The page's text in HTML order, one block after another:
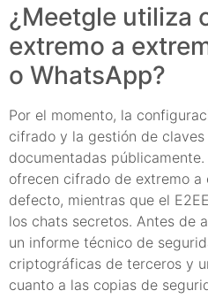
¿Meetgle utiliza
extremo a
o WhatsApp?
Por el momento, la
cifrado y la gestión de
documentadas
ofrecen cifrado de extremo a
defecto, mientras que el
los chats secretos. Antes de
un informe técnico de
criptográficas de terceros y
cuanto a las copias de